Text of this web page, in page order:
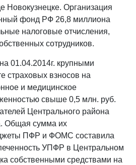
Новокузнецке. Организация
фонд РФ 26,8 миллиона
налоговые отчисления,
сотрудников.
01.04.2014г. крупными
страховых взносов на
и медицинское
свыше 0,5 млн. руб.
Центрального района
Общая сумма их
ПФР и ФОМС составила
УПФР в Центральном
собственными средствами на